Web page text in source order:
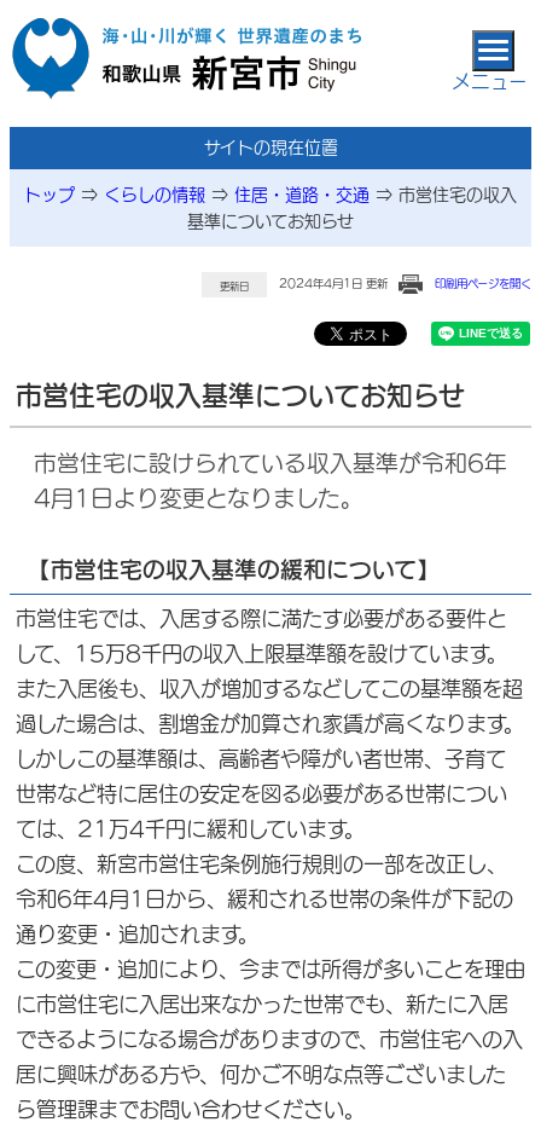
本文へ移動
メニュー
サイトの現在位置
トップ ⇒ くらしの情報 ⇒ 住居・道路・交通 ⇒ 市営住宅の収入
基準についてお知らせ
更新日 2024年4月1日 更新 印刷用ページを開く
市営住宅の収入基準についてお知らせ
市営住宅に設けられている収入基準が令和6年
4月1日より変更となりました。
【市営住宅の収入基準の緩和について】
市営住宅では、入居する際に満たす必要がある要件と
して、15万8千円の収入上限基準額を設けています。
また入居後も、収入が増加するなどしてこの基準額を超
過した場合は、割増金が加算され家賃が高くなります。
しかしこの基準額は、高齢者や障がい者世帯、子育て
世帯など特に居住の安定を図る必要がある世帯につい
ては、21万4千円に緩和しています。
この度、新宮市営住宅条例施行規則の一部を改正し、
令和6年4月1日から、緩和される世帯の条件が下記の
通り変更・追加されます。
この変更・追加により、今までは所得が多いことを理由
に市営住宅に入居出来なかった世帯でも、新たに入居
できるようになる場合がありますので、市営住宅への入
居に興味がある方や、何かご不明な点等ございました
ら管理課までお問い合わせください。